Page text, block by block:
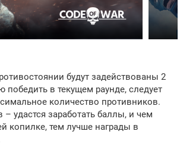
будут задействованы 2
в текущем раунде, следует
количество противников.
– удастся заработать баллы, и чем
копилке, тем лучше награды в